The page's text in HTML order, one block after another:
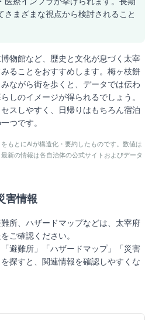
さまざまな視点から検討されること
物館など、歴史と文化が息づく太宰
ることをおすすめします。梅ヶ枝餅
ながら街を歩くと、データでは伝わ
しのイメージが得られるでしょう。
スしやすく、日帰りはもちろん宿泊
つです。
もとにAIが構造化・要約したものです。数値は
新の情報は各自治体の公式サイトおよびデータ
害情報
所、ハザードマップなどは、 太宰府
ご確認ください。
避難所」「ハザードマップ」「災害
探すと、関連情報を確認しやすくな